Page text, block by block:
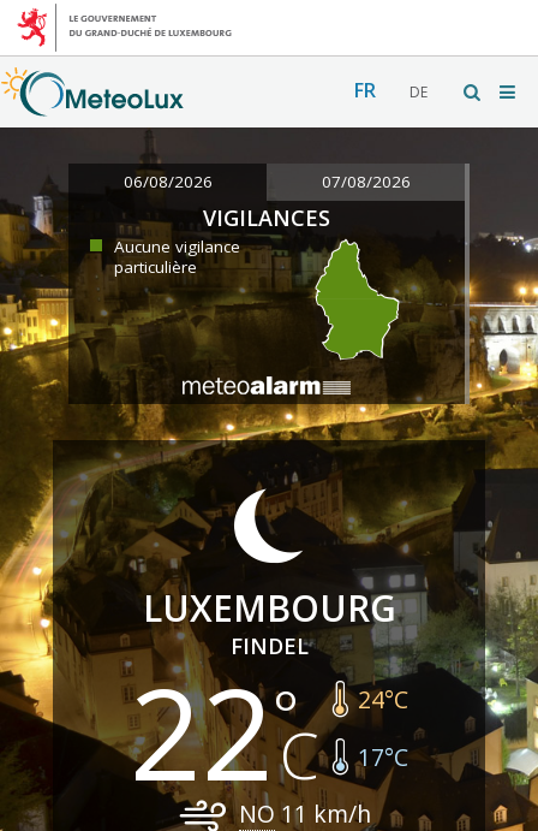
FR DE
06/08/2026 07/08/2026
VIGILANCES
Aucune vigilance
particulière
LUXEMBOURG
FINDEL
22 24°C
17°C
NO 11 km/h